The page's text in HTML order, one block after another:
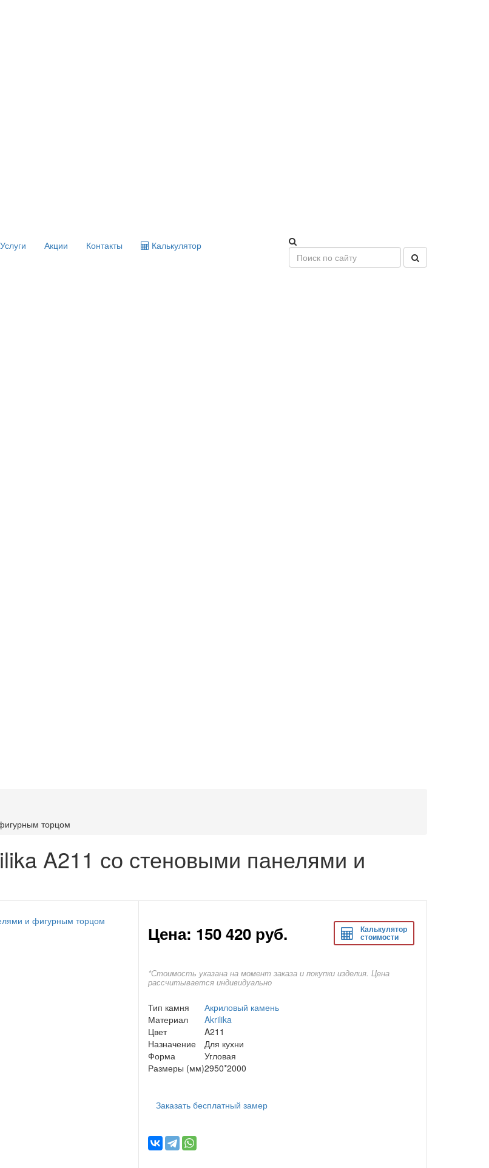
Услуги Акции Контакты Калькулятор
торцом
A211 со стеновыми панелями и
Цена: 150 420 руб. Калькулятор
стоимости
*Стоимость указана на момент заказа и покупки изделия. Цена
рассчитывается индивидуально
Тип камня
Акриловый камень
Материал
Akrilika
Цвет
A211
Назначение
Для кухни
Форма
Угловая
Размеры (мм)2950*2000
Заказать бесплатный замер